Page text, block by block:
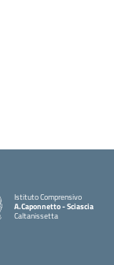
Istituto Comprensivo
A.Caponnetto - Sciascia
Caltanissetta